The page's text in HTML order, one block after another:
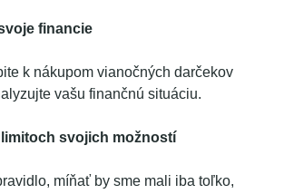
financie
k nákupom vianočných darčekov
vašu finančnú situáciu.
svojich možností
míňať by sme mali iba toľko,